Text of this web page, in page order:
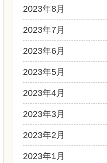
2023年8月
2023年7月
2023年6月
2023年5月
2023年4月
2023年3月
2023年2月
2023年1月